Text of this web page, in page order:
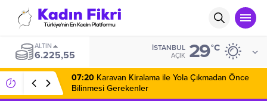
ALTIN
6.225,55
İSTANBUL
AÇIK 29°C
07:20 Karavan Kiralama ile Yola Çıkmadan Önce
Bilinmesi Gerekenler